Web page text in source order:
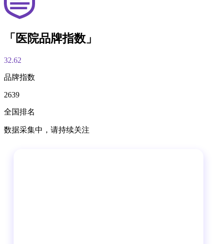
「医院品牌指数」
32.62
品牌指数
2639
全国排名
数据采集中，请持续关注